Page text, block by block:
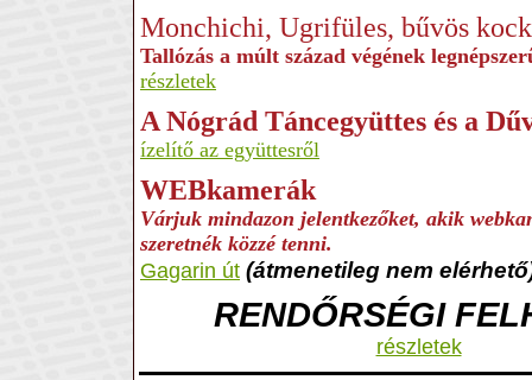
Monchichi, Ugrifüles, bűvös
Tallózás a múlt század végének
részletek
A Nógrád Táncegyüttes és a
ízelítő az együttesről
WEBkamerák
Várjuk mindazon jelentkezőket, akik
szeretnék közzé tenni.
Gagarin út (átmenetileg nem
RENDŐRSÉGI
részletek